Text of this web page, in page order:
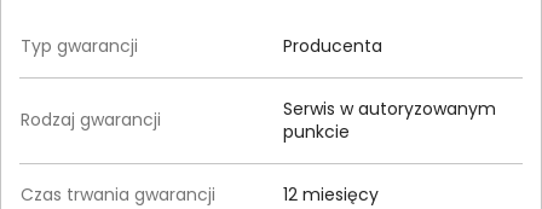
Typ gwarancji Producenta
Rodzaj gwarancji
Serwis w autoryzowanym
punkcie
Czas trwania gwarancji 12 miesięcy